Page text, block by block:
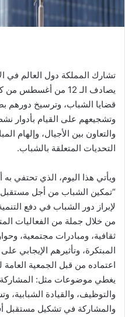
تشارك المملكة دول العالم في
يصادف الـ 12 من
قضايا الشباب، وترسيخ دورهم
وتشجيعهم على القيام بأدوار
والتعاون بين الأجيال، وإلهام
التحديات المتعلقة بالشباب.
لإبراز دور الشباب في دفع
من خلال جملة من الفعاليات
ثقافية، ومبادرات مجتمعية،
المبتكرة، وتأثيرهم الإيجابي
يغطي موضوعات مثل: المشاركة
والتوظيف، والقيادة الشبابية،
والمشاركة في تشكيل مستقبل